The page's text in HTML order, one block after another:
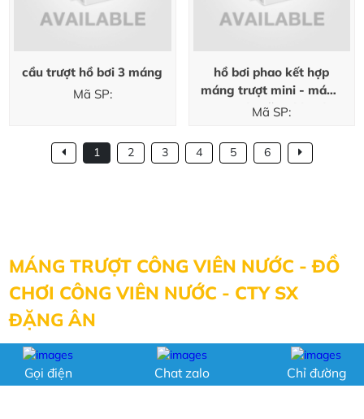
cầu trượt hồ bơi 3 máng
Mã SP:
hồ bơi phao kết hợp
máng trượt mini - máng
trượt đa năng khu du
Mã SP:
1 2 3 4 5 6
MÁNG TRƯỢT CÔNG VIÊN NƯỚC - ĐỒ
CHƠI CÔNG VIÊN NƯỚC - CTY SX
ĐẶNG ÂN
Số 3, Đường 40, Kp8, P.Hiệp Bình Chánh, Q.Thủ Đức,
TP.HCM
Gọi điện Chat zalo Chỉ đường